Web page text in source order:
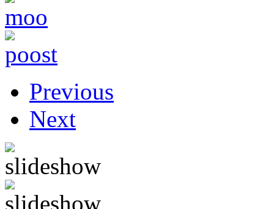
Previous
Next